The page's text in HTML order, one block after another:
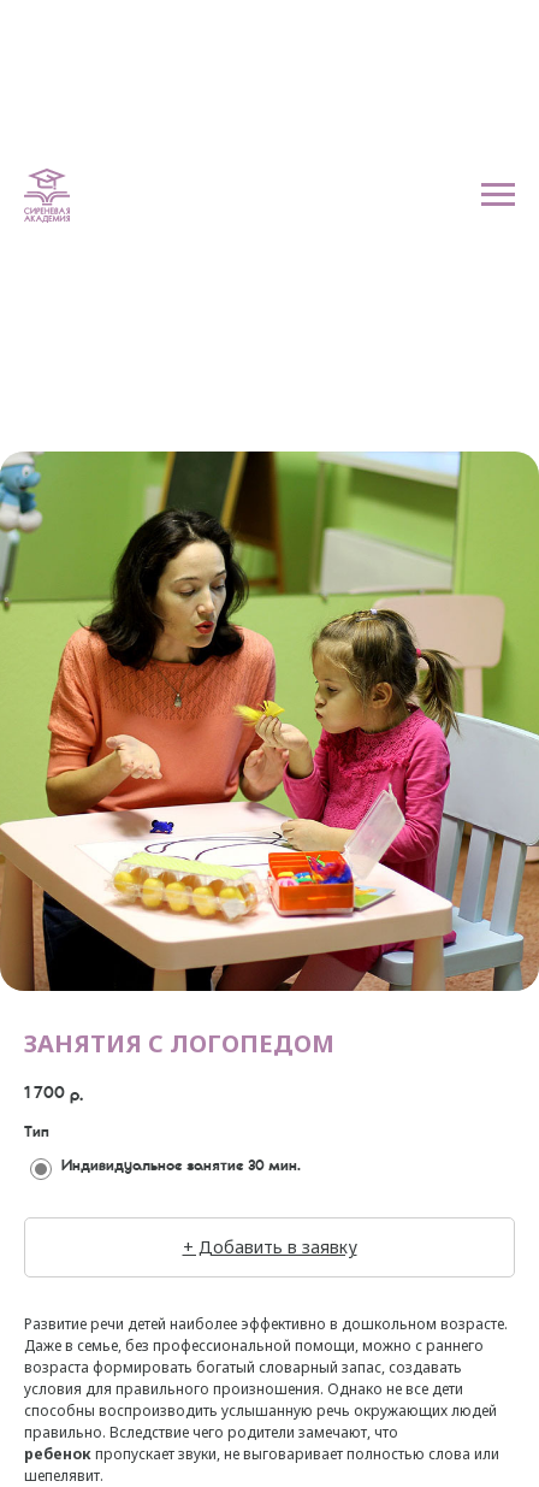
ЗАНЯТИЯ С ЛОГОПЕДОМ
1 700 р.
Тип
Индивидуальное занятие 30 мин.
+ Добавить в заявку
Развитие речи детей наиболее эффективно в дошкольном возрасте.
Даже в семье, без профессиональной помощи, можно с раннего
возраста формировать богатый словарный запас, создавать
условия для правильного произношения. Однако не все дети
способны воспроизводить услышанную речь окружающих людей
правильно. Вследствие чего родители замечают, что
ребенокпропускает звуки, не выговаривает полностью слова или
шепелявит.